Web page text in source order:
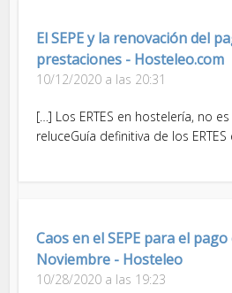
El SEPE y la renovación del
prestaciones - Hosteleo.com
10/12/2020 a las 20:31
[…] Los ERTES en hostelería, no
reluceGuía definitiva de los
Caos en el SEPE para el pago
Noviembre - Hosteleo
10/28/2020 a las 19:23